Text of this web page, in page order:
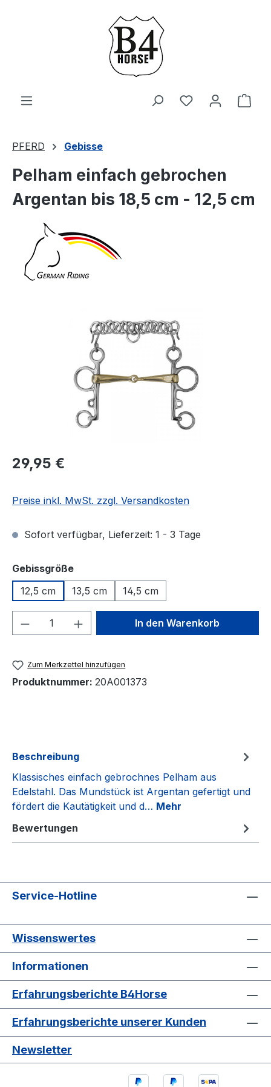
Zum Hauptinhalt springen
Du hast 0
PFERD Gebisse
Pelham einfach gebrochen
Argentan bis 18,5 cm - 12,5 cm
Regulärer Preis:
29,95 €
Preise inkl. MwSt. zzgl. Versandkosten
Sofort verfügbar, Lieferzeit: 1 - 3 Tage
Gebissgrößeauswählen
12,5 cm
13,5 cm 14,5 cm
Produkt Anzahl: Gib denIn den Warenkorb
Zum Merkzettel hinzufügen
Produktnummer: 20A001373
Beschreibung
Klassisches einfach gebrochnes Pelham aus
Edelstahl. Das Mundstück ist Argentan gefertigt und
fördert die Kautätigkeit und d… Mehr
Bewertungen
Service-Hotline
Wissenswertes
Informationen
Erfahrungsberichte B4Horse
Erfahrungsberichte unserer Kunden
Newsletter